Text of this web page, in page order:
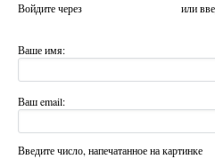
Войдите через или
Ваше имя:
Ваш email:
Введите число, напечатанное на картинке